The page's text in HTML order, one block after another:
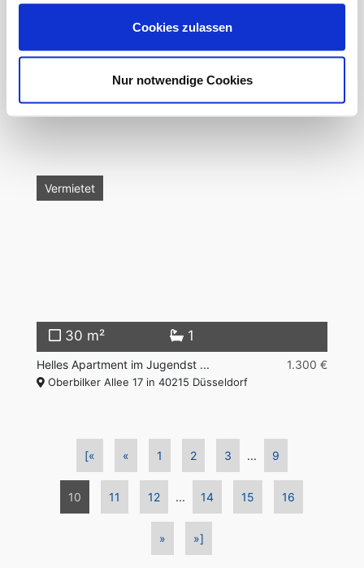
Cookies zulassen
Nur notwendige Cookies
32 m² 1
Gemütliche Wohnung Nähe Medi ...
Gladbacher Straße 39 in 40219 Düsseldorf
Vermietet
30 m² 1
Helles Apartment im Jugendst ... 1.300 €
Oberbilker Allee 17 in 40215 Düsseldorf
[« « 1 2 3 ... 9
10 11 12 ... 14 15 16
» »]